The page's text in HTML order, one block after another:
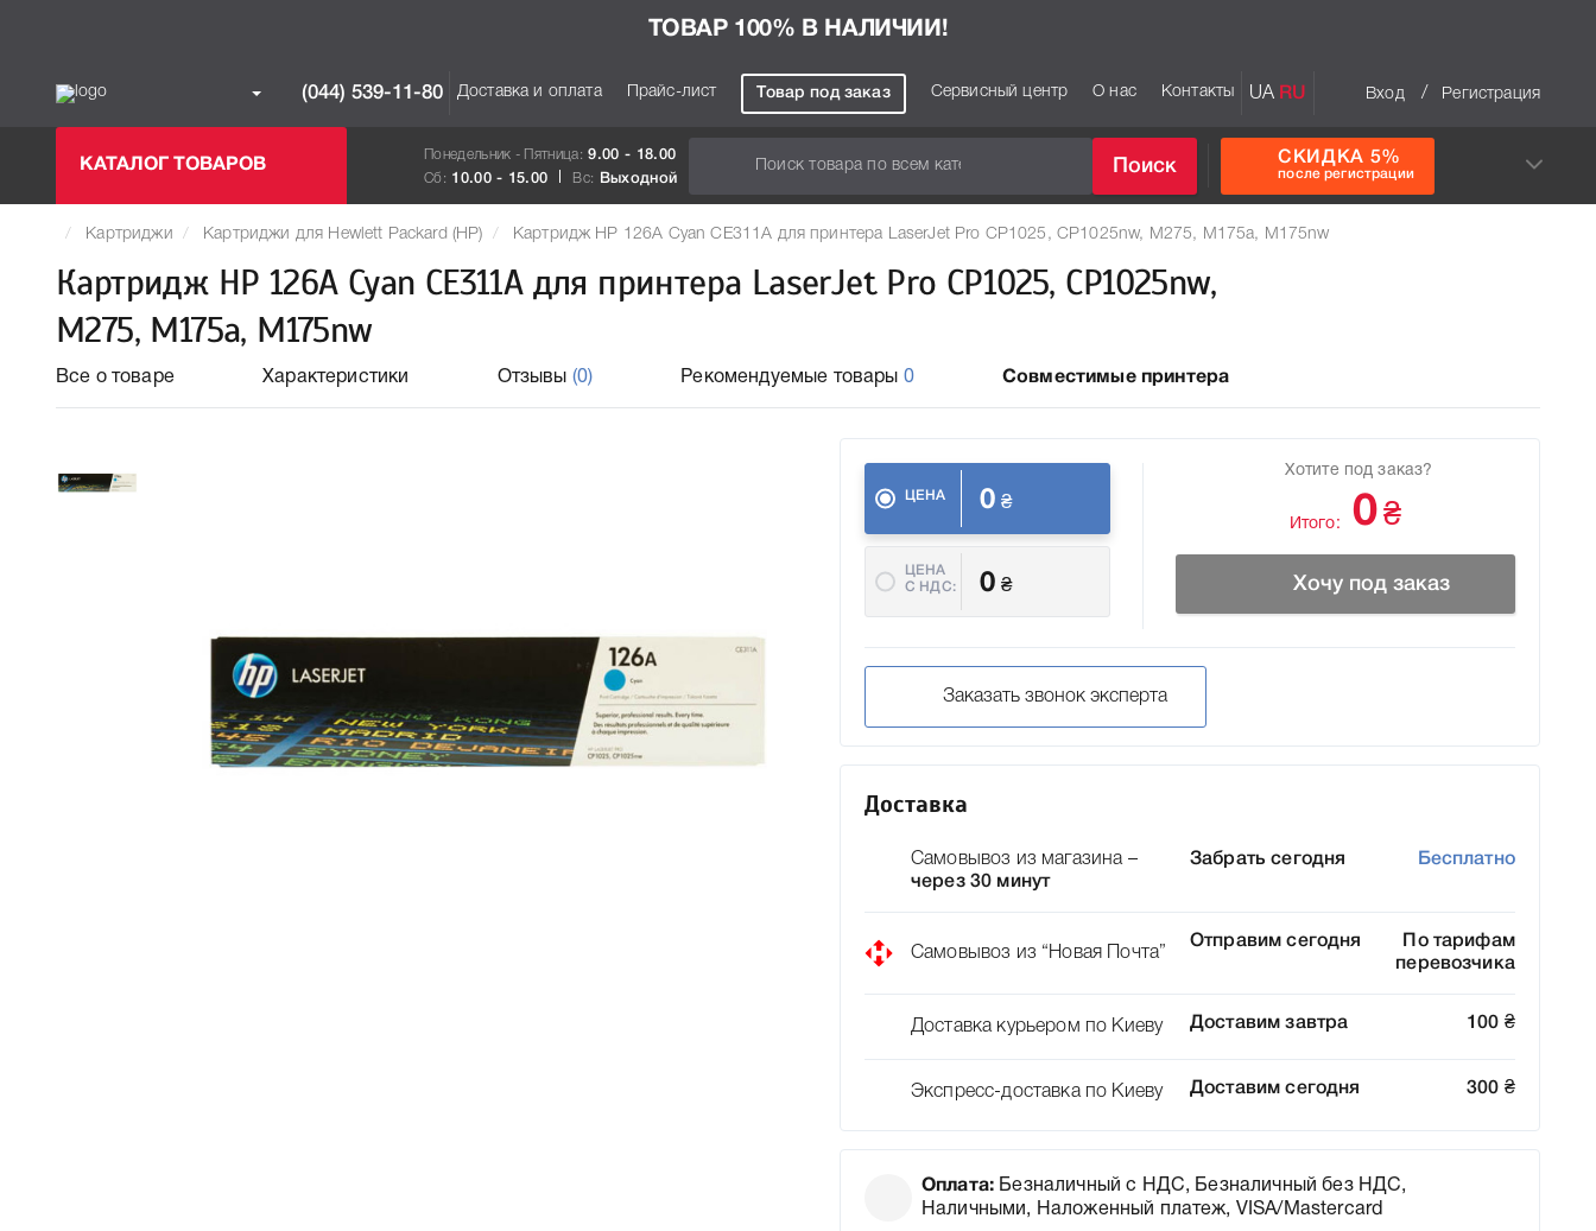
ТОВАР 100% В НАЛИЧИИ!
(044) 539-11-80 Доставка и оплата Прайс-лист Товар под заказ Сервисный центр О нас Контакты UA RU Вход / Регистрация
КАТАЛОГ ТОВАРОВ
Понедельник - Пятница: 9.00 - 18.00
Сб: 10.00 - 15.00 Вс: Выходной
Поиск СКИДКА 5%
после регистрации
Картриджи Картриджи для Hewlett Packard (HP) Картридж HP 126A Cyan CE311A для принтера LaserJet Pro CP1025, CP1025nw, M275, M175a, M175nw
Картридж HP 126A Cyan CE311A для принтера LaserJet Pro CP1025, CP1025nw,
M275, M175a, M175nw
Все о товаре Характеристики Отзывы (0) Рекомендуемые товары 0 Совместимые принтера
ЦЕНА 0 ₴
ЦЕНА
C НДС:
0 ₴
Хотите под заказ?
Итого: 0 ₴
Хочу под заказ
Заказать звонок эксперта
Доставка
Самовывоз из магазина –
через 30 минут
Забрать сегодня Бесплатно
Самовывоз из “Новая Почта”
Отправим сегодня
По тарифам
перевозчика
Доставка курьером по Киеву Доставим завтра 100 ₴
Экспресс-доставка по Киеву Доставим сегодня 300 ₴
Оплата: Безналичный с НДС, Безналичный без НДС,
Наличными, Наложенный платеж, VISA/Mastercard